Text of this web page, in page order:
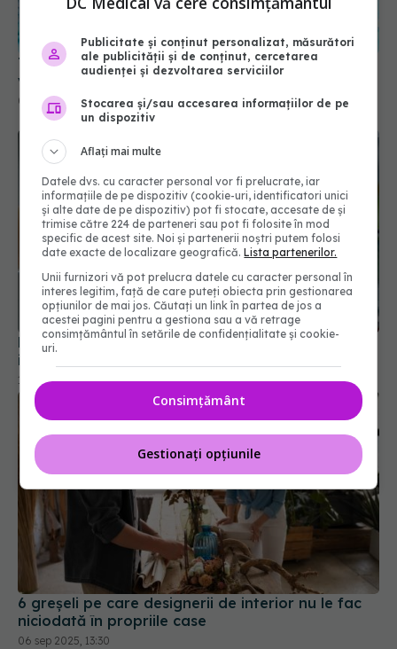
Trucul genial cu tableta pentru mașina de spălat
vase. Cum să cureți ușor plita ceramică
01 sep 2025, 22:30
Motivul surprinzător pentru care unii țin hârtie
igienică în frigider
13 feb 2026, 20:34
6 greșeli pe care designerii de interior nu le fac
niciodată în propriile case
06 sep 2025, 13:30
Publicitate și conținut personalizat, măsurători
ale publicității și de conținut, cercetarea
audienței și dezvoltarea serviciilor
Stocarea și/sau accesarea informațiilor de pe
un dispozitiv
Aflați mai multe
Datele dvs. cu caracter personal vor fi prelucrate, iar
informațiile de pe dispozitiv (cookie-uri, identificatori unici
și alte date de pe dispozitiv) pot fi stocate, accesate de și
trimise către 224 de parteneri sau pot fi folosite în mod
specific de acest site. Noi și partenerii noștri putem folosi
date exacte de localizare geografică.Lista partenerilor.
Unii furnizori vă pot prelucra datele cu caracter personal în
interes legitim, față de care puteți obiecta prin gestionarea
opțiunilor de mai jos. Căutați un link în partea de jos a
acestei pagini pentru a gestiona sau a vă retrage
consimțământul în setările de confidențialitate și cookie-
uri.
Consimțământ
Gestionați opțiunile